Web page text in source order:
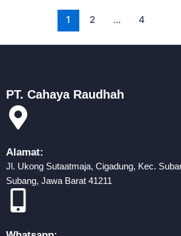
1 2 … 4
PT. Cahaya Raudhah
Alamat:
Jl. Ukong Sutaatmaja, Cigadung, Kec.
Subang, Jawa Barat 41211